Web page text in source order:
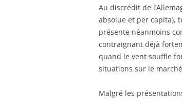
Au discrédit de
absolue et per capita),
présente néanmoins
contraignant déjà
quand le vent souffle
situations sur le
Malgré les